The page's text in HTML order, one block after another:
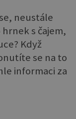
neustále
s čajem,
Když
se na to
informaci za